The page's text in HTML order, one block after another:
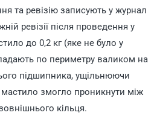
та ревізію записують у журнал
ревізії після проведення у
до 0,2 кг (яке не було у
по периметру валиком на
підшипника, ущільнюючи
змогло проникнути між
кільця.